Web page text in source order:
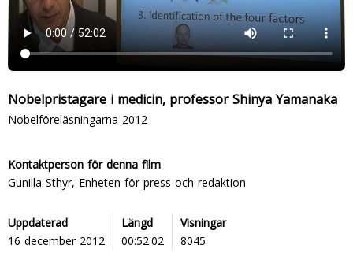
Nobelpristagare i medicin, professor Shinya Yamanaka
Nobelföreläsningarna 2012
Kontaktperson för denna film
Gunilla Sthyr, Enheten för press och redaktion
Uppdaterad
16 december 2012
Längd
00:52:02
Visningar
8045